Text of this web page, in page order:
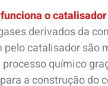
o catalisador
derivados da
pelo catalisador são
químico
a construção do